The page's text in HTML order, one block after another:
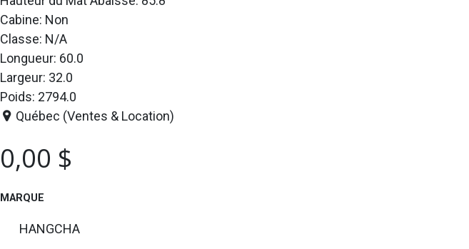
Cabine: Non
Classe: N/A
Longueur: 60.0
Largeur: 32.0
Poids: 2794.0
Québec (Ventes & Location)
0,00 $
MARQUE
HANGCHA